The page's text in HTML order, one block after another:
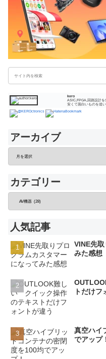
kero
ASIC,FPGA,回路設計
安くて面白いものを追
アーカイブ
カテゴリー
人気記事
VINE先
みた感想
トだけフ
真空ハイ
でアップ